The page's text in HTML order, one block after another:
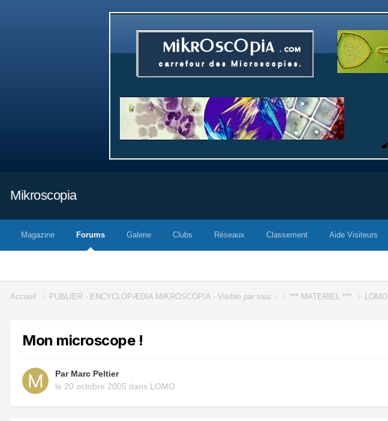
Mikroscopia
Magazine Forums Galerie Clubs Réseaux Classement Aide Visiteurs
Accueil PUBLIER - ENCYCLOPÆDIA MIKROSCOPIA - Visible par tous - *** MATERIEL *** LOMO
Mon microscope !
Par Marc Peltier
le 20 octobre 2005 dans LOMO